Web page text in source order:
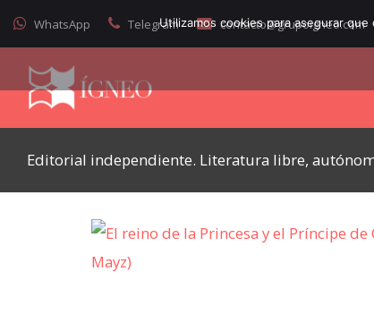
WhatsApp Telegram contacto@grupoigneo.com
Editorial independiente. Literatura libre,
Utilizamos cookies para asegurar